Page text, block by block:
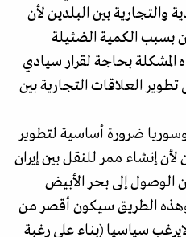
والتجارية بين البلدين لأن
الكمية الضئيلة
المشكلة بحاجة لقرار سيادي
العلاقات التجارية بين
ضرورة أساسية لتطوير
لأن إنشاء ممر للنقل بين إيران
الوصول إلى بحر الأبيض
الطريق سيكون أقصر من
سياسيا (بناء على رغبة